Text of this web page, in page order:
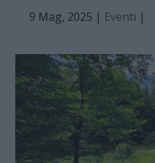
9 Mag, 2025 | Eventi |